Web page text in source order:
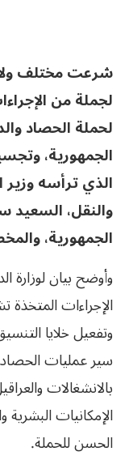
شرعت مختلف
لجملة من
لحملة الحصاد
الجمهورية،
الذي ترأسه وزير
والنقل، السعيد
الجمهورية،
وأوضح بيان لوزارة
الإجراءات
وتفعيل خلايا
سير عمليات
بالانشغالات
الإمكانيات
الحسن للحملة.